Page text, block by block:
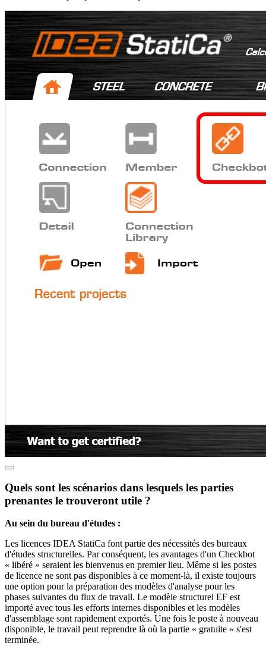
Quels sont les scénarios dans lesquels les parties
prenantes le trouveront utile ?
Au sein du bureau d'études :
Les licences IDEA StatiCa font partie des nécessités des bureaux
d'études structurelles. Par conséquent, les avantages d'un Checkbot
« libéré » seraient les bienvenus en premier lieu. Même si les postes
de licence ne sont pas disponibles à ce moment-là, il existe toujours
une option pour la préparation des modèles d'analyse pour les
phases suivantes du flux de travail. Le modèle structurel EF est
importé avec tous les efforts internes disponibles et les modèles
d'assemblage sont rapidement exportés. Une fois le poste à nouveau
disponible, le travail peut reprendre là où la partie « gratuite » s'est
terminée.